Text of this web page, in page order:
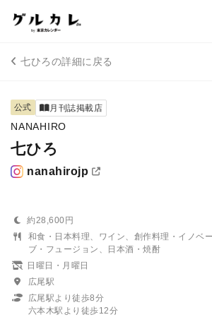
七ひろの詳細に戻る
公式 月刊誌掲載店
NANAHIRO
七ひろ
nanahirojp
約28,600円
和食・日本料理、ワイン、創作料理・イノベ
ブ・フュージョン、日本酒・焼酎
日曜日・月曜日
広尾駅
広尾駅より徒歩8分
六本木駅より徒歩12分